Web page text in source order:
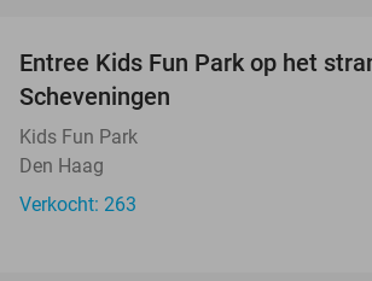
Entree Kids Fun Park op het
Scheveningen
Kids Fun Park
Den Haag
Verkocht: 263